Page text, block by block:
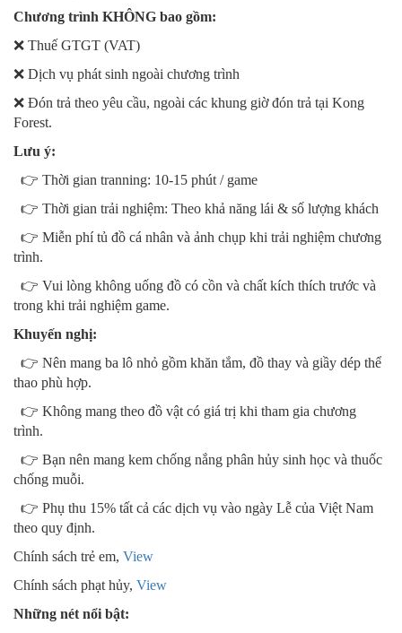
Chương trình KHÔNG bao gồm:
❌ Thuế GTGT (VAT)
❌ Dịch vụ phát sinh ngoài chương trình
❌ Đón trả theo yêu cầu, ngoài các khung giờ đón trả tại Kong
Forest.
Lưu ý:
👉 Thời gian tranning: 10-15 phút / game
👉 Thời gian trải nghiệm: Theo khả năng lái & số lượng khách
👉 Miễn phí tủ đồ cá nhân và ảnh chụp khi trải nghiệm chương
trình.
👉 Vui lòng không uống đồ có cồn và chất kích thích trước và
trong khi trải nghiệm game.
Khuyến nghị:
👉 Nên mang ba lô nhỏ gồm khăn tắm, đồ thay và giầy dép thể
thao phù hợp.
👉 Không mang theo đồ vật có giá trị khi tham gia chương
trình.
👉 Bạn nên mang kem chống nắng phân hủy sinh học và thuốc
chống muỗi.
👉 Phụ thu 15% tất cả các dịch vụ vào ngày Lễ của Việt Nam
theo quy định.
Chính sách trẻ em, View
Chính sách phạt hủy, View
Những nét nổi bật: